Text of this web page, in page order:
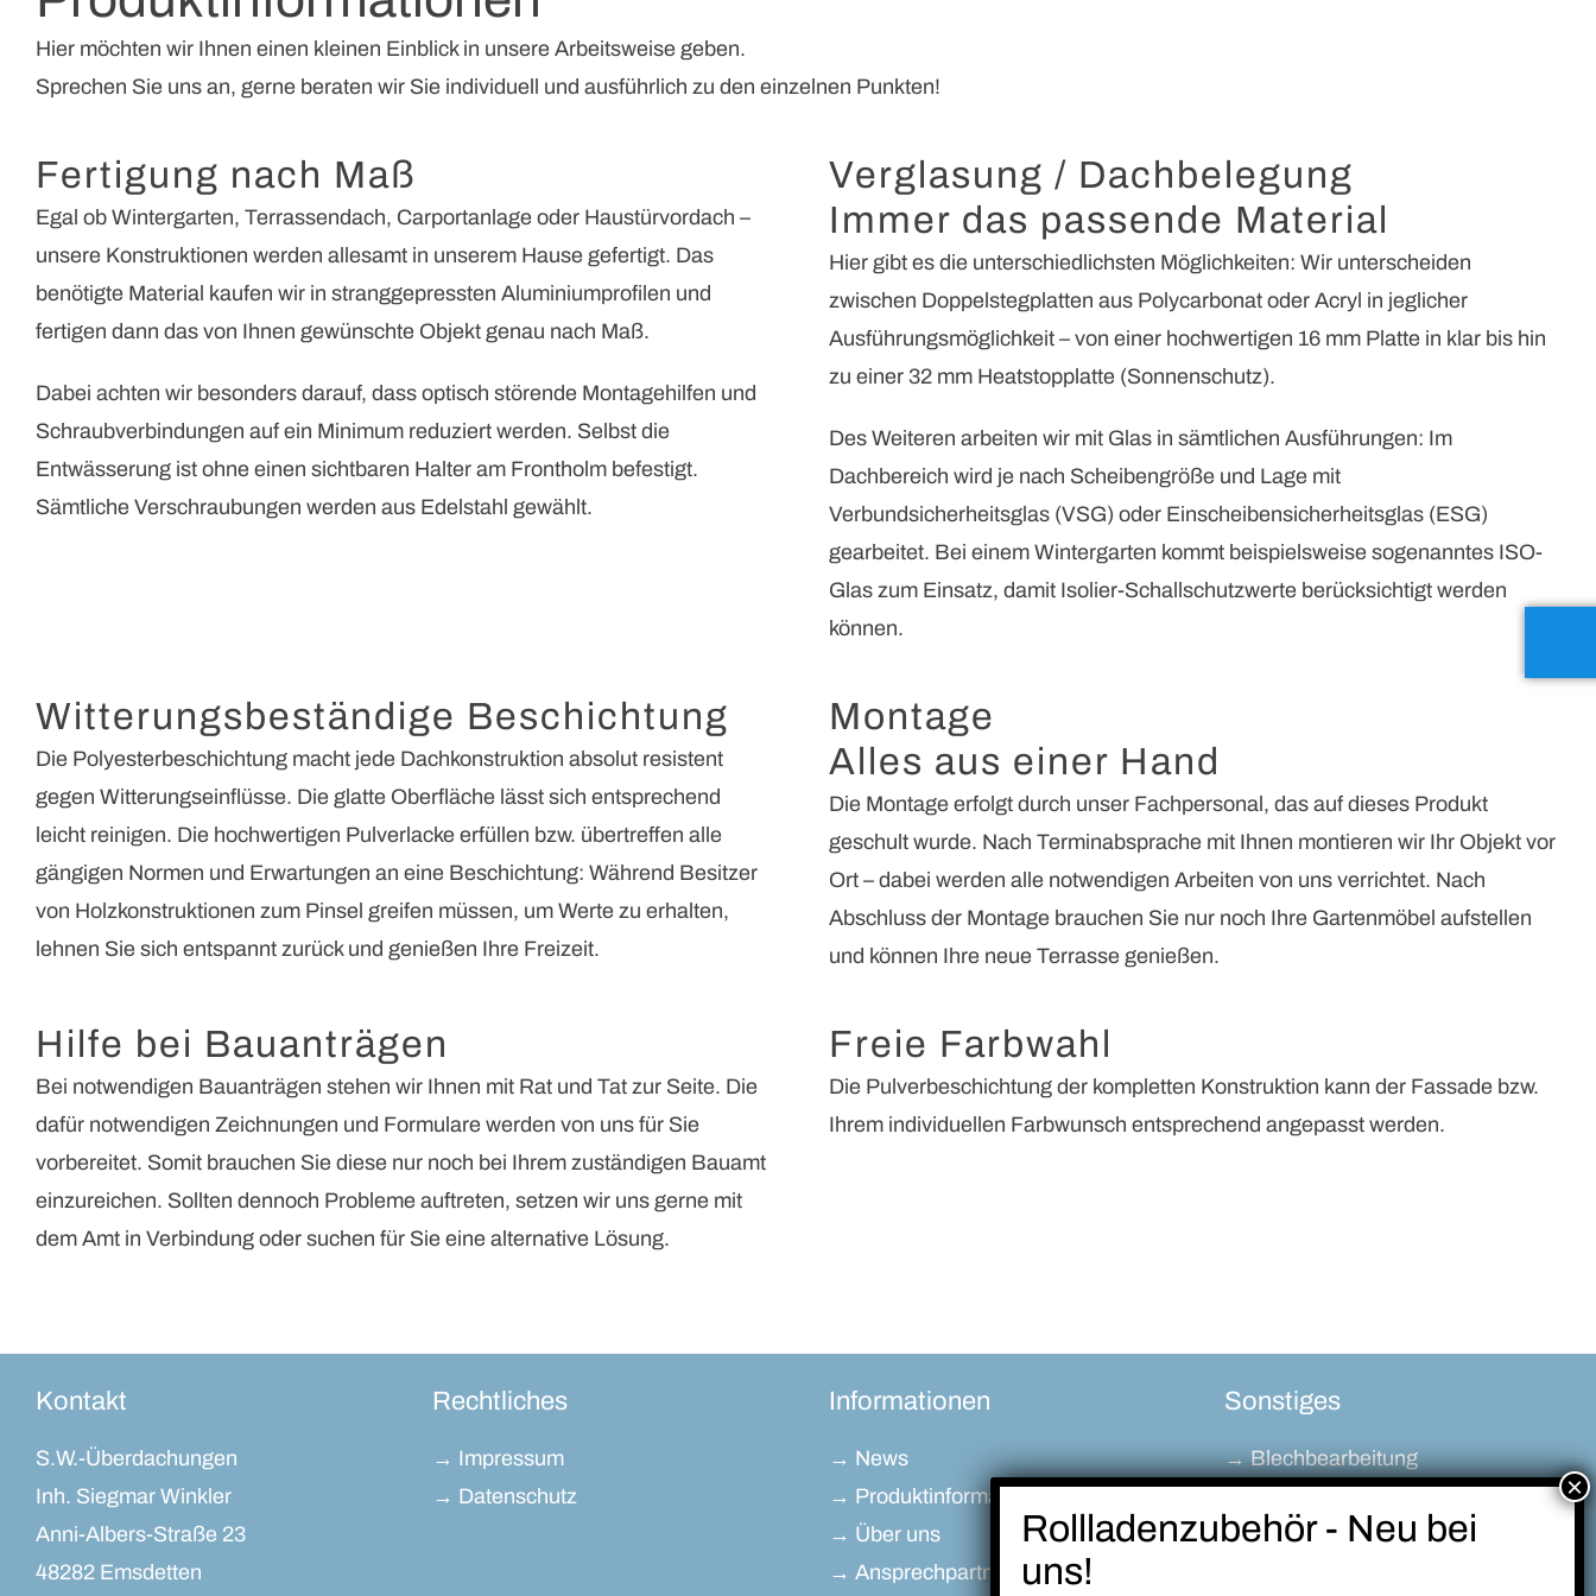
Hier möchten wir Ihnen einen kleinen Einblick in unsere Arbeitsweise geben.
Sprechen Sie uns an, gerne beraten wir Sie individuell und ausführlich zu den einzelnen Punkten!
Fertigung nach Maß
Egal ob Wintergarten, Terrassendach, Carportanlage oder Haustürvordach –
unsere Konstruktionen werden allesamt in unserem Hause gefertigt. Das
benötigte Material kaufen wir in stranggepressten Aluminiumprofilen und
fertigen dann das von Ihnen gewünschte Objekt genau nach Maß.
Dabei achten wir besonders darauf, dass optisch störende Montagehilfen und
Schraubverbindungen auf ein Minimum reduziert werden. Selbst die
Entwässerung ist ohne einen sichtbaren Halter am Frontholm befestigt.
Sämtliche Verschraubungen werden aus Edelstahl gewählt.
Verglasung / Dachbelegung
Immer das passende Material
Hier gibt es die unterschiedlichsten Möglichkeiten: Wir unterscheiden
zwischen Doppelstegplatten aus Polycarbonat oder Acryl in jeglicher
Ausführungsmöglichkeit – von einer hochwertigen 16 mm Platte in klar bis hin
zu einer 32 mm Heatstopplatte (Sonnenschutz).
Des Weiteren arbeiten wir mit Glas in sämtlichen Ausführungen: Im
Dachbereich wird je nach Scheibengröße und Lage mit
Verbundsicherheitsglas (VSG) oder Einscheibensicherheitsglas (ESG)
gearbeitet. Bei einem Wintergarten kommt beispielsweise sogenanntes ISO-
Glas zum Einsatz, damit Isolier-Schallschutzwerte berücksichtigt werden
können.
Witterungsbeständige Beschichtung
Die Polyesterbeschichtung macht jede Dachkonstruktion absolut resistent
gegen Witterungseinflüsse. Die glatte Oberfläche lässt sich entsprechend
leicht reinigen. Die hochwertigen Pulverlacke erfüllen bzw. übertreffen alle
gängigen Normen und Erwartungen an eine Beschichtung: Während Besitzer
von Holzkonstruktionen zum Pinsel greifen müssen, um Werte zu erhalten,
lehnen Sie sich entspannt zurück und genießen Ihre Freizeit.
Montage
Alles aus einer Hand
Die Montage erfolgt durch unser Fachpersonal, das auf dieses Produkt
geschult wurde. Nach Terminabsprache mit Ihnen montieren wir Ihr Objekt vor
Ort – dabei werden alle notwendigen Arbeiten von uns verrichtet. Nach
Abschluss der Montage brauchen Sie nur noch Ihre Gartenmöbel aufstellen
und können Ihre neue Terrasse genießen.
Hilfe bei Bauanträgen
Bei notwendigen Bauanträgen stehen wir Ihnen mit Rat und Tat zur Seite. Die
dafür notwendigen Zeichnungen und Formulare werden von uns für Sie
vorbereitet. Somit brauchen Sie diese nur noch bei Ihrem zuständigen Bauamt
einzureichen. Sollten dennoch Probleme auftreten, setzen wir uns gerne mit
dem Amt in Verbindung oder suchen für Sie eine alternative Lösung.
Freie Farbwahl
Die Pulverbeschichtung der kompletten Konstruktion kann der Fassade bzw.
Ihrem individuellen Farbwunsch entsprechend angepasst werden.
Kontakt
S.W.-Überdachungen
Inh. Siegmar Winkler
Anni-Albers-Straße 23
48282 Emsdetten
Rechtliches
→ Impressum
→ Datenschutz
Informationen
→ News
→ Produktinformationen
→ Über uns
→ Ansprechpartner
Sonstiges
→ Blechbearbeitung
→ Balkonkraftwerke